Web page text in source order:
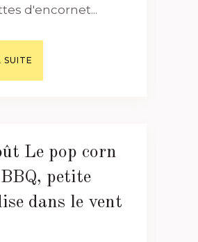
d'encornet...
SUITE
Le pop corn
BBQ, petite
dans le vent